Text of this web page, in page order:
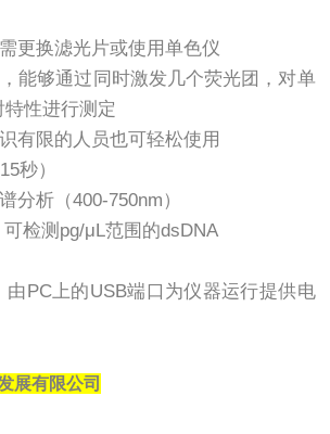
更换滤光片或使用单色仪
能够通过同时激发几个荧光团，对单
性进行测定
有限的人员也可轻松使用
秒）
分析（400-750nm）
检测pg/μL范围的dsDNA
由PC上的USB端口为仪器运行提供电
展有限公司